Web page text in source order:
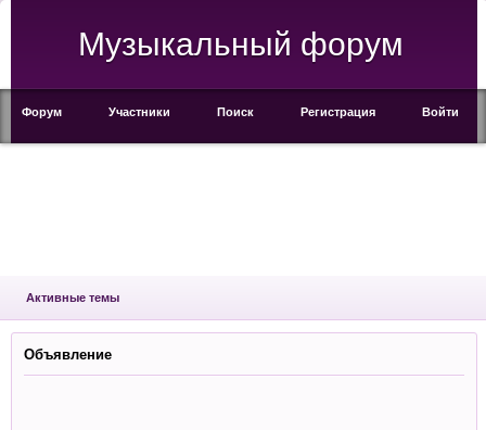
Музыкальный форум
Форум Участники Поиск Регистрация Войти
Активные темы
Объявление